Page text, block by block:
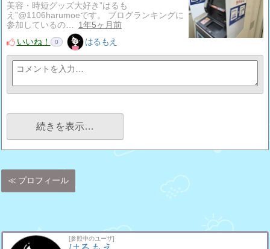
美容・時短グッズ大好き”はるも
え”@1106harumoeです。 ブログランキングに
参加しているの…
1年5ヶ月前
いいね！
0 はるもえ
続きを表示…
プロフィール
[参照中のユーザ]